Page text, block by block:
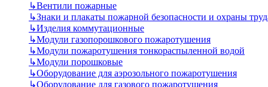
↳Вентили пожарные
↳Знаки и плакаты пожарной безопасности и охраны
↳Изделия коммутационные
↳Модули газопорошкового пожаротушения
↳Модули пожаротушения тонкораспыленной водой
↳Модули порошковые
↳Оборудование для аэрозольного пожаротушения
↳Оборудование для газового пожаротушения